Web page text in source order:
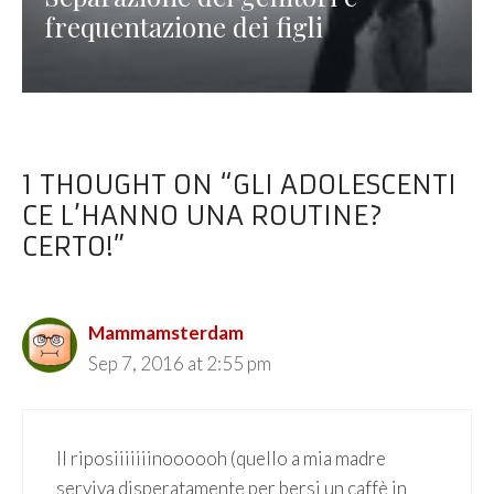
frequentazione dei figli
1 THOUGHT ON “GLI ADOLESCENTI
CE L’HANNO UNA ROUTINE?
CERTO!”
Mammamsterdam
Sep 7, 2016 at 2:55 pm
Il riposiiiiiiinoooooh (quello a mia madre
serviva disperatamente per bersi un caffè in